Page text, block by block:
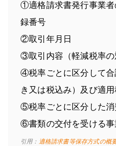
①適格請求書発行事業
録番号
②取引年月日
③取引内容（軽減税率の
④税率ごとに区分して
き又は税込み）及び適
⑤税率ごとに区分した消
⑥書類の交付を受ける
引用： 適格請求書等保存方式の概